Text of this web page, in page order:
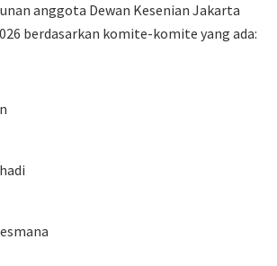
anggota Dewan Kesenian Jakarta
berdasarkan komite-komite yang ada: